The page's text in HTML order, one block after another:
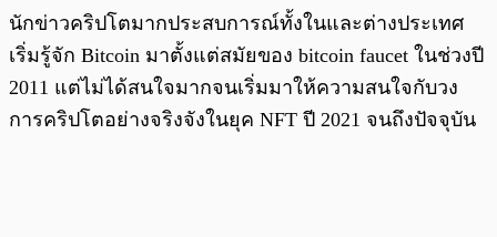
นักข่าวคริปโตมากประสบการณ์ทั้งในและต่างประเทศ
เริ่มรู้จัก Bitcoin มาตั้งแต่สมัยของ bitcoin faucet ในช่วงปี
2011 แต่ไม่ได้สนใจมากจนเริ่มมาให้ความสนใจกับวง
การคริปโตอย่างจริงจังในยุค NFT ปี 2021 จนถึงปัจจุบัน